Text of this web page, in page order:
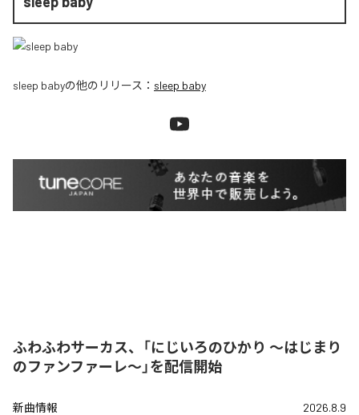
sleep babyの他のリリース： sleep baby
ふわふわサーカス、「にじいろのひかり ～はじまり
のファンファーレ～」を配信開始
新曲情報 2026.8.9